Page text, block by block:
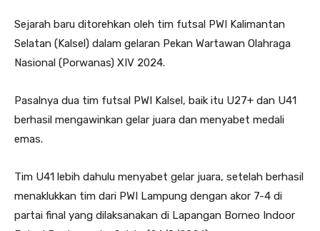
Sejarah baru ditorehkan oleh tim futsal PWI Kalimantan
Selatan (Kalsel) dalam gelaran Pekan Wartawan Olahraga
Nasional (Porwanas) XIV 2024.
Pasalnya dua tim futsal PWI Kalsel, baik itu U27+ dan U41
berhasil mengawinkan gelar juara dan menyabet medali
emas.
Tim U41 lebih dahulu menyabet gelar juara, setelah berhasil
menaklukkan tim dari PWI Lampung dengan akor 7-4 di
partai final yang dilaksanakan di Lapangan Borneo Indoor